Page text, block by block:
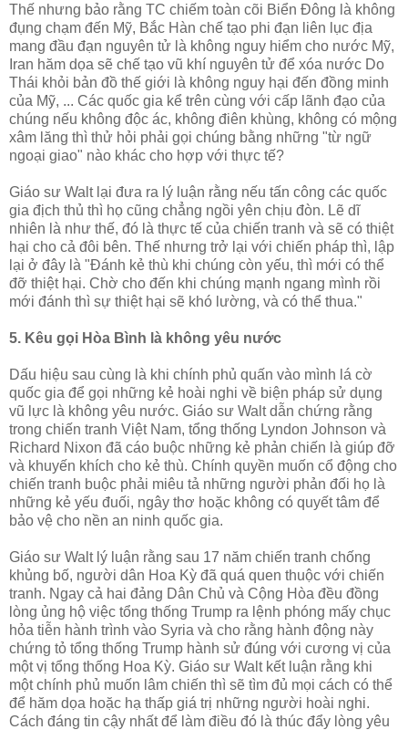
Thế nhưng bảo rằng TC chiếm toàn cõi Biển Đông là không
đụng chạm đến Mỹ, Bắc Hàn chế tạo phi đạn liên lục địa
mang đầu đạn nguyên tử là không nguy hiểm cho nước Mỹ,
Iran hăm dọa sẽ chế tạo vũ khí nguyên tử để xóa nước Do
Thái khỏi bản đồ thế giới là không nguy hại đến đồng minh
của Mỹ, ... Các quốc gia kể trên cùng với cấp lãnh đạo của
chúng nếu không độc ác, không điên khùng, không có mộng
xâm lăng thì thử hỏi phải gọi chúng bằng những "từ ngữ
ngoại giao" nào khác cho hợp với thực tế?
Giáo sư Walt lại đưa ra lý luận rằng nếu tấn công các quốc
gia địch thủ thì họ cũng chẳng ngồi yên chịu đòn. Lẽ dĩ
nhiên là như thế, đó là thực tế của chiến tranh và sẽ có thiệt
hại cho cả đôi bên. Thế nhưng trở lại với chiến pháp thì, lập
lại ở đây là "Đánh kẻ thù khi chúng còn yếu, thì mới có thể
đỡ thiệt hại. Chờ cho đến khi chúng mạnh ngang mình rồi
mới đánh thì sự thiệt hại sẽ khó lường, và có thể thua."
5. Kêu gọi Hòa Bình là không yêu nước
Dấu hiệu sau cùng là khi chính phủ quấn vào mình lá cờ
quốc gia để gọi những kẻ hoài nghi về biện pháp sử dụng
vũ lực là không yêu nước. Giáo sư Walt dẫn chứng rằng
trong chiến tranh Việt Nam, tổng thống Lyndon Johnson và
Richard Nixon đã cáo buộc những kẻ phản chiến là giúp đỡ
và khuyến khích cho kẻ thù. Chính quyền muốn cổ động cho
chiến tranh buộc phải miêu tả những người phản đối họ là
những kẻ yếu đuối, ngây thơ hoặc không có quyết tâm để
bảo vệ cho nền an ninh quốc gia.
Giáo sư Walt lý luận rằng sau 17 năm chiến tranh chống
khủng bố, người dân Hoa Kỳ đã quá quen thuộc với chiến
tranh. Ngay cả hai đảng Dân Chủ và Cộng Hòa đều đồng
lòng ủng hộ việc tổng thống Trump ra lệnh phóng mấy chục
hỏa tiễn hành trình vào Syria và cho rằng hành động này
chứng tỏ tổng thống Trump hành sử đúng với cương vị của
một vị tổng thống Hoa Kỳ. Giáo sư Walt kết luận rằng khi
một chính phủ muốn lâm chiến thì sẽ tìm đủ mọi cách có thể
để hăm dọa hoặc hạ thấp giá trị những người hoài nghi.
Cách đáng tin cậy nhất để làm điều đó là thúc đẩy lòng yêu